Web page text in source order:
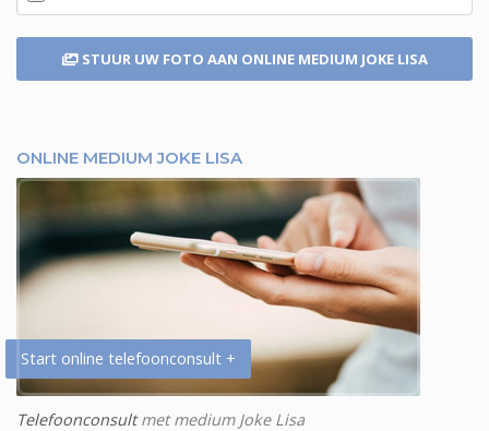
STUUR UW FOTO AAN ONLINE MEDIUM JOKE LISA
ONLINE MEDIUM JOKE LISA
Start online telefoonconsult +
Telefoonconsultmet medium Joke Lisa